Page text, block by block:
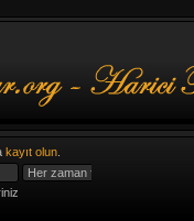
kayıt olun.